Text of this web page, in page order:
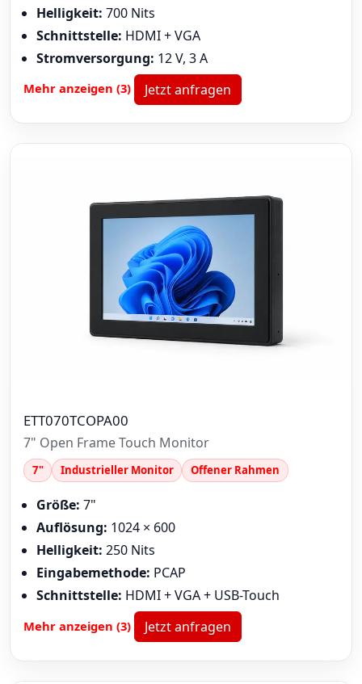
Helligkeit: 700 Nits
Schnittstelle: HDMI + VGA
Stromversorgung: 12 V, 3 A
Mehr anzeigen (3) Jetzt anfragen
ETT070TCOPA00
7" Open Frame Touch Monitor
7" Industrieller Monitor Offener Rahmen
Größe: 7"
Auflösung: 1024 × 600
Helligkeit: 250 Nits
Eingabemethode: PCAP
Schnittstelle: HDMI + VGA + USB-Touch
Mehr anzeigen (3) Jetzt anfragen